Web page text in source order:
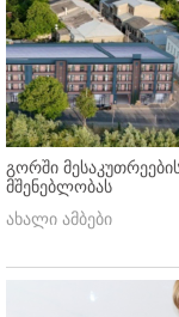
გორში
მშენებლობას
ახალი ამბები